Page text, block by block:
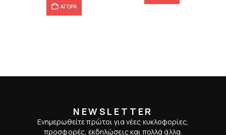
ΑΓΟΡΑ
NEWSLETTER
Ενημερωθείτε πρώτοι για νέες κυκλοφορίες,
προσφορές, εκδηλώσεις και πολλά άλλα.